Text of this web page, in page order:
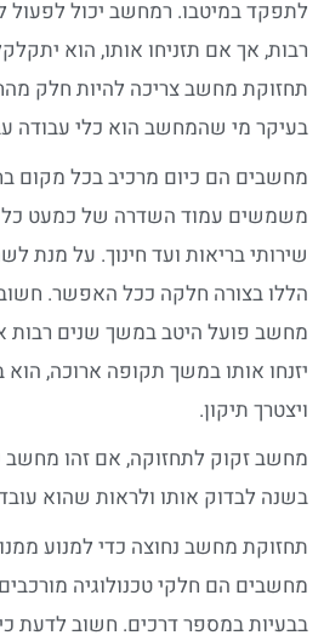
במיטבו. רמחשב יכול לפעול
אך אם תזניחו אותו, הוא יתקלקל
מחשב צריכה להיות חלק
מי שהמחשב הוא כלי עבודה
הם כיום מרכיב בכל מקום
עמוד השדרה של כמעט כל
בריאות ועד חינוך. על מנת
בצורה חלקה ככל האפשר. חשוב
פועל היטב במשך שנים רבות אם
אותו במשך תקופה ארוכה, הוא
תיקון.
זקוק לתחזוקה, אם זהו מחשב
לבדוק אותו ולראות שהוא עובד
מחשב נחוצה כדי למנוע ממנו
הם חלקי טכנולוגיה מורכבים
במספר דרכים. חשוב לדעת כיצד